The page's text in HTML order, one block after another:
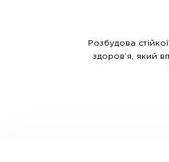
Розбудова
здоров’я, який